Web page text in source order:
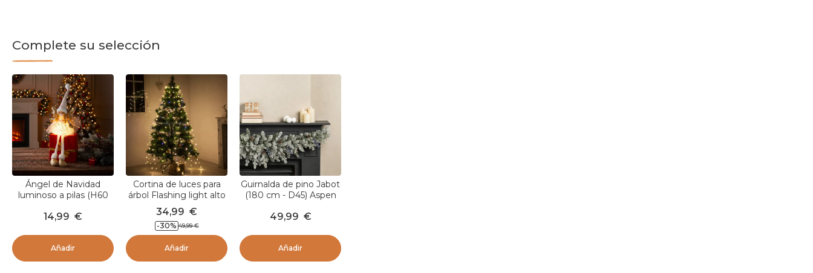
Complete su selección
Ángel de Navidad
luminoso a pilas (H60
Rosa
14,99 €
Añadir
Cortina de luces para
árbol Flashing light alto
2,40 cm Blanco cálido
832 LED
34,99 €
-30% 49,99 €
Añadir
Guirnalda de pino Jabot
(180 cm - D45) Aspen
49,99 €
Añadir